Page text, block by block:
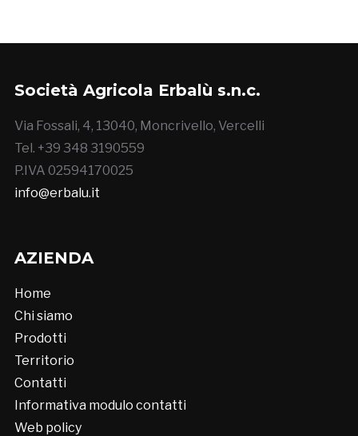
Società Agricola Erbalù s.n.c.
Via Fossali, 4, 13040, Moncrivello, Vercelli
Tel. +39 348 3190559
P.IVA 02594170025
info@erbalu.it
AZIENDA
Home
Chi siamo
Prodotti
Territorio
Contatti
Informativa modulo contatti
Web policy